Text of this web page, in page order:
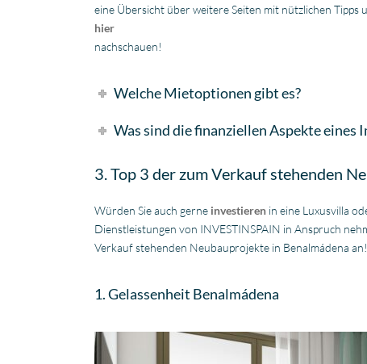
eine Übersicht über weitere Seiten mit nützlichen Tipps
hier
nachschauen!
Welche Mietoptionen gibt es?
Was sind die finanziellen Aspekte eines
3. Top 3 der zum Verkauf stehenden
Würden Sie auch gerne investieren in eine Luxusvilla
Dienstleistungen von INVESTINSPAIN in Anspruch
Verkauf stehenden Neubauprojekte in Benalmádena an!
1. Gelassenheit Benalmádena